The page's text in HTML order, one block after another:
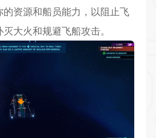
资源和船员能力，以阻止飞
大火和规避飞船攻击。